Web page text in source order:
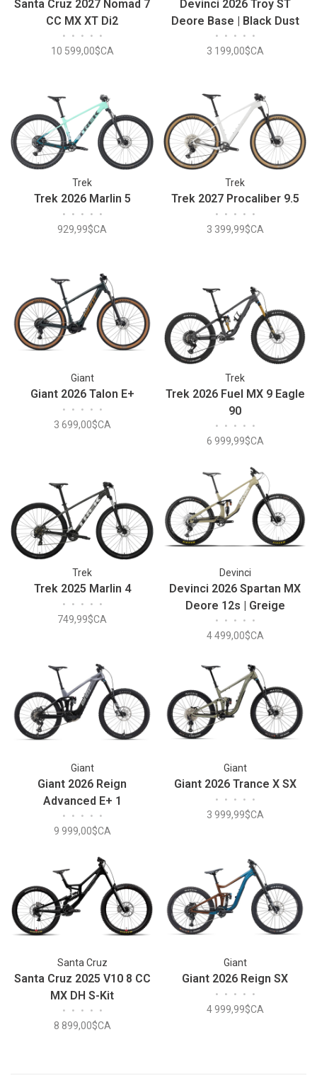
Santa Cruz 2027 Nomad 7
CC MX XT Di2
• • • • •
10 599,00$CA
Devinci 2026 Troy ST
Deore Base | Black Dust
• • • • •
3 199,00$CA
Trek
Trek 2026 Marlin 5
• • • • •
929,99$CA
Trek
Trek 2027 Procaliber 9.5
• • • • •
3 399,99$CA
Giant
Giant 2026 Talon E+
• • • • •
3 699,00$CA
Trek
Trek 2026 Fuel MX 9 Eagle
90
• • • • •
6 999,99$CA
Trek
Trek 2025 Marlin 4
• • • • •
749,99$CA
Devinci
Devinci 2026 Spartan MX
Deore 12s | Greige
• • • • •
4 499,00$CA
Giant
Giant 2026 Reign
Advanced E+ 1
Mercury/Carbon Smoke
• • • • •
9 999,00$CA
Giant
Giant 2026 Trance X SX
• • • • •
3 999,99$CA
Santa Cruz
Santa Cruz 2025 V10 8 CC
MX DH S-Kit
• • • • •
8 899,00$CA
Giant
Giant 2026 Reign SX
• • • • •
4 999,99$CA